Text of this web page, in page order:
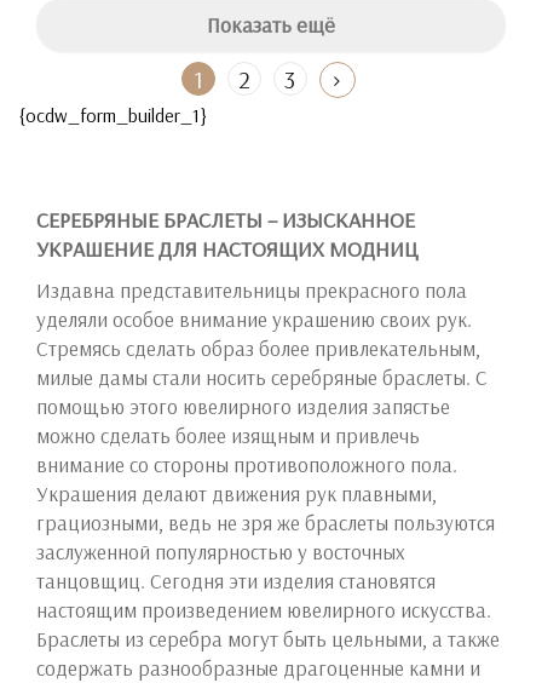
Показать ещё
1 2 3
{ocdw_form_builder_1}
СЕРЕБРЯНЫЕ БРАСЛЕТЫ – ИЗЫСКАННОЕ
УКРАШЕНИЕ ДЛЯ НАСТОЯЩИХ МОДНИЦ
Издавна представительницы прекрасного пола
уделяли особое внимание украшению своих рук.
Стремясь сделать образ более привлекательным,
милые дамы стали носить серебряные браслеты. С
помощью этого ювелирного изделия запястье
можно сделать более изящным и привлечь
внимание со стороны противоположного пола.
Украшения делают движения рук плавными,
грациозными, ведь не зря же браслеты пользуются
заслуженной популярностью у восточных
танцовщиц. Сегодня эти изделия становятся
настоящим произведением ювелирного искусства.
Браслеты из серебра могут быть цельными, а также
содержать разнообразные драгоценные камни и